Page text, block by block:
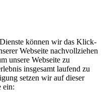
können wir das Klick-
Webseite nachvollziehen
unsere Webseite zu
insgesamt laufend zu
setzen wir auf dieser
ein: